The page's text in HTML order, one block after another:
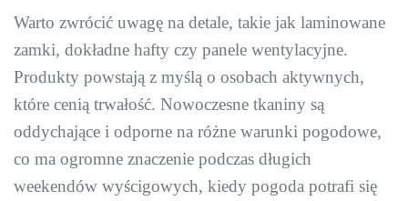
Warto zwrócić uwagę na detale, takie jak laminowane
zamki, dokładne hafty czy panele wentylacyjne.
Produkty powstają z myślą o osobach aktywnych,
które cenią trwałość. Nowoczesne tkaniny są
oddychające i odporne na różne warunki pogodowe,
co ma ogromne znaczenie podczas długich
weekendów wyścigowych, kiedy pogoda potrafi się